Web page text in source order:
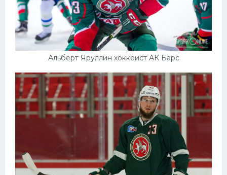
Альберт Яруллин хоккеист АК Барс